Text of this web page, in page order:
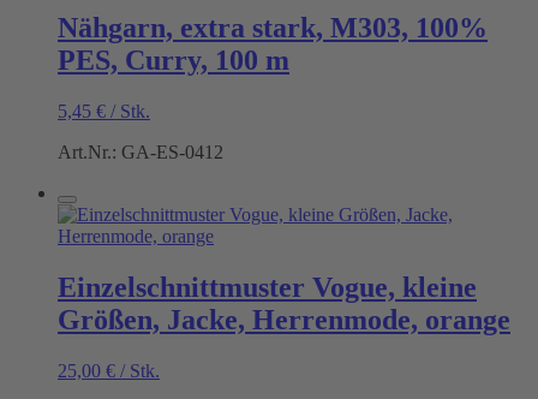
Nähgarn, extra stark, M303, 100%
PES, Curry, 100 m
5,45 € / Stk.
Art.Nr.: GA-ES-0412
Einzelschnittmuster Vogue, kleine
Größen, Jacke, Herrenmode, orange
25,00 € / Stk.